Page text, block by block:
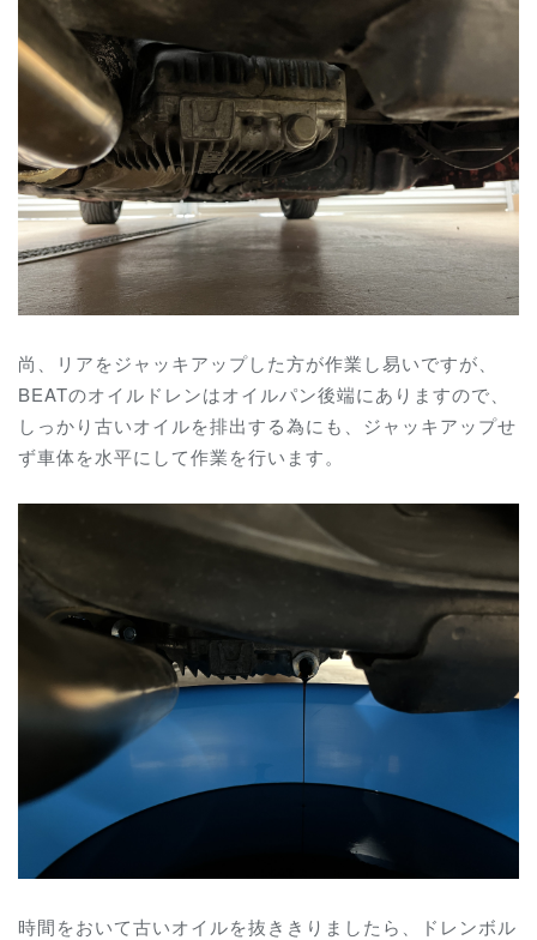
尚、リアをジャッキアップした方が作業し易いですが、
BEATのオイルドレンはオイルパン後端にありますので、
しっかり古いオイルを排出する為にも、ジャッキアップせ
ず車体を水平にして作業を行います。
時間をおいて古いオイルを抜ききりましたら、ドレンボル